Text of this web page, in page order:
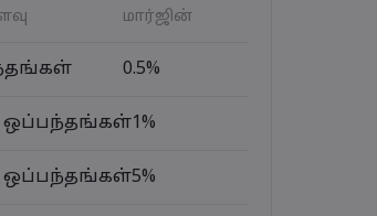
மார்ஜின்
0.5%
ஒப்பந்தங்கள்1%
ஒப்பந்தங்கள்5%